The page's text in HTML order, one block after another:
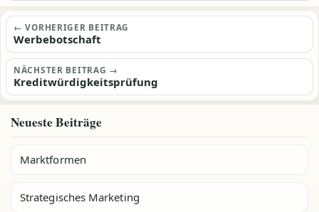
Beitragsnavigation
← VORHERIGER BEITRAG
Werbebotschaft
NÄCHSTER BEITRAG →
Kreditwürdigkeitsprüfung
Neueste Beiträge
Marktformen
Strategisches Marketing